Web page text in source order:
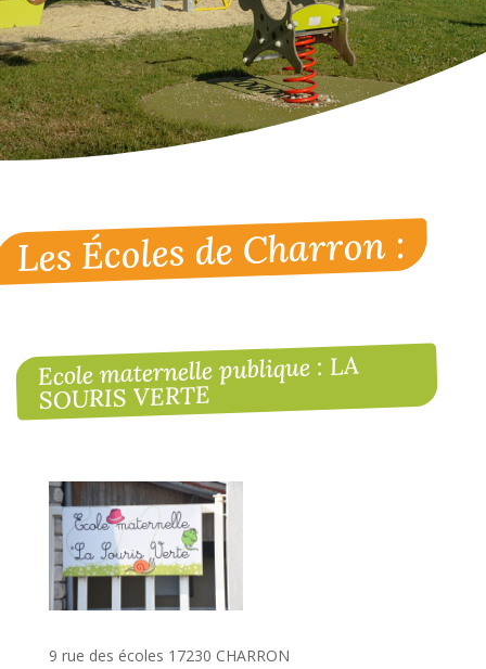
Les Écoles de Charron :
Ecole maternelle publique : LA
SOURIS VERTE
9 rue des écoles 17230 CHARRON